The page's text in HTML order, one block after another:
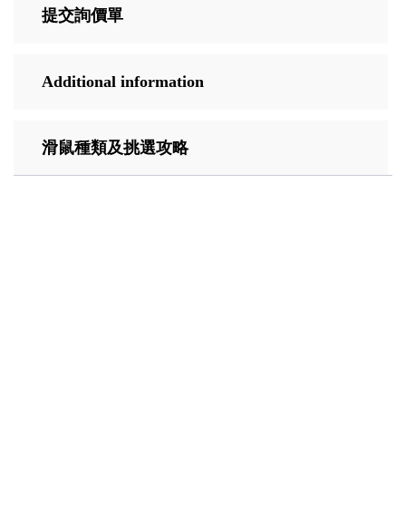
提交詢價單
Additional information
滑鼠種類及挑選攻略